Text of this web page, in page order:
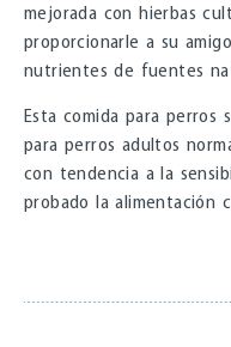
mejorada con hierbas
proporcionarle a su
nutrientes de fuentes
Esta comida para perros
para perros adultos
con tendencia a la
probado la alimentación